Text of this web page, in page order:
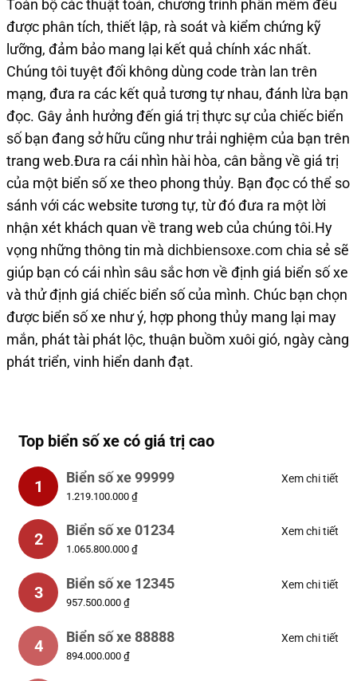
Toàn bộ các thuật toán, chương trình phần mềm đều
được phân tích, thiết lập, rà soát và kiểm chứng kỹ
lưỡng, đảm bảo mang lại kết quả chính xác nhất.
Chúng tôi tuyệt đối không dùng code tràn lan trên
mạng, đưa ra các kết quả tương tự nhau, đánh lừa bạn
đọc. Gây ảnh hưởng đến giá trị thực sự của chiếc biển
số bạn đang sở hữu cũng như trải nghiệm của bạn trên
trang web.Đưa ra cái nhìn hài hòa, cân bằng về giá trị
của một biển số xe theo phong thủy. Bạn đọc có thể so
sánh với các website tương tự, từ đó đưa ra một lời
nhận xét khách quan về trang web của chúng tôi.Hy
vọng những thông tin mà dichbiensoxe.com chia sẻ sẽ
giúp bạn có cái nhìn sâu sắc hơn về định giá biển số xe
và thử định giá chiếc biển số của mình. Chúc bạn chọn
được biển số xe như ý, hợp phong thủy mang lại may
mắn, phát tài phát lộc, thuận buồm xuôi gió, ngày càng
phát triển, vinh hiển danh đạt.
Top biển số xe có giá trị cao
1 Biển số xe 99999
1.219.100.000 ₫
Xem chi tiết
2 Biển số xe 01234
1.065.800.000 ₫
Xem chi tiết
3 Biển số xe 12345
957.500.000 ₫
Xem chi tiết
4 Biển số xe 88888
894.000.000 ₫
Xem chi tiết